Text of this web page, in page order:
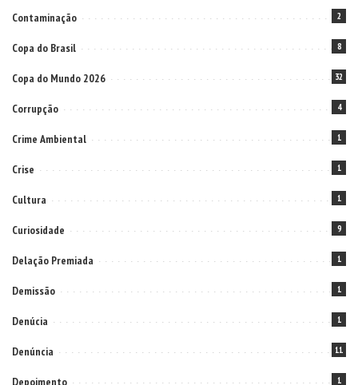
Contaminação 2
Copa do Brasil 8
Copa do Mundo 2026 32
Corrupção 4
Crime Ambiental 1
Crise 1
Cultura 1
Curiosidade 9
Delação Premiada 1
Demissão 1
Denúcia 1
Denúncia 11
Depoimento 1